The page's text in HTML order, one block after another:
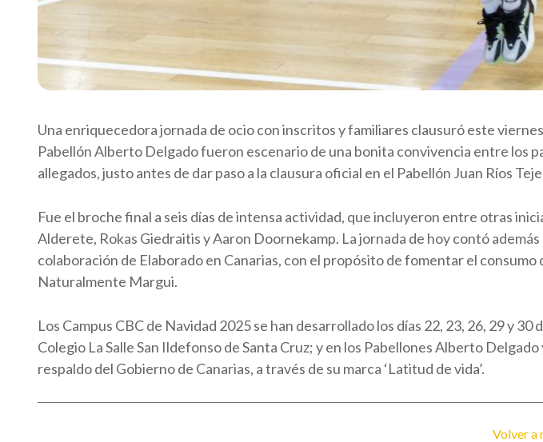
Una enriquecedora jornada de ocio con inscritos y familiares clausuró este
Pabellón Alberto Delgado fueron escenario de una bonita convivencia entre los
allegados, justo antes de dar paso a la clausura oficial en el Pabellón Juan Ríos
Fue el broche final a seis días de intensa actividad, que incluyeron entre otras
Alderete, Rokas Giedraitis y Aaron Doornekamp. La jornada de hoy contó
colaboración de Elaborado en Canarias, con el propósito de fomentar el
Naturalmente Margui.
Los Campus CBC de Navidad 2025 se han desarrollado los días 22, 23, 26, 29 y
Colegio La Salle San Ildefonso de Santa Cruz; y en los Pabellones Alberto
respaldo del Gobierno de Canarias, a través de su marca ‘Latitud de vida’.
Volver a